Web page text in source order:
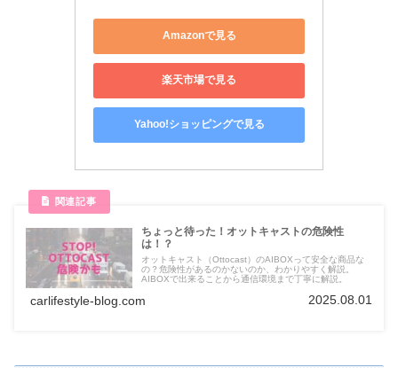
Amazonで見る
楽天市場で見る
Yahoo!ショッピングで見る
ちょっと待った！オットキャストの危険性
は！？
オットキャスト（Ottocast）のAIBOXって安全な商品な
の？危険性があるのかないのか、わかりやすく解説。
AIBOXで出来ることから通信環境まで丁寧に解説。
carlifestyle-blog.com 2025.08.01